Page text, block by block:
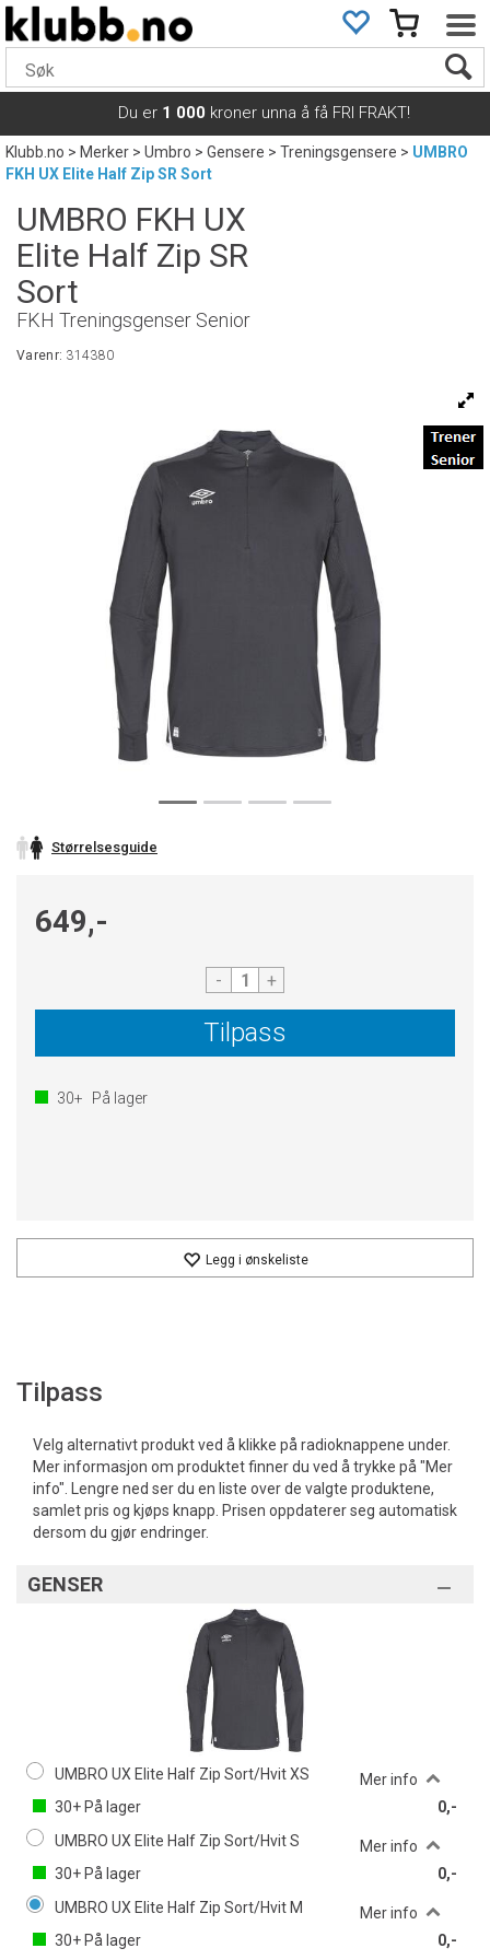
Du er 1 000 kroner unna å få FRI FRAKT!
Klubb.no>Merker>Umbro>Gensere>Treningsgensere>UMBRO
FKH UX Elite Half Zip SR Sort
UMBRO FKH UX
Elite Half Zip SR
Sort
FKH Treningsgenser Senior
Varenr: 314380
Størrelsesguide
649,-
- +
Tilpass
30+ På lager
Legg i ønskeliste
Tilpass
Velg alternativt produkt ved å klikke på radioknappene under.
Mer informasjon om produktet finner du ved å trykke på "Mer
info". Lengre ned ser du en liste over de valgte produktene,
samlet pris og kjøps knapp. Prisen oppdaterer seg automatisk
dersom du gjør endringer.
GENSER
UMBRO UX Elite Half Zip Sort/Hvit XS
Mer info
30+ På lager
0,-
UMBRO UX Elite Half Zip Sort/Hvit S
Mer info
30+ På lager
0,-
UMBRO UX Elite Half Zip Sort/Hvit M
Mer info
30+ På lager 0,-